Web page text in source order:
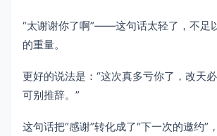
“太谢谢你了啊”——这句话太轻了，不足
的重量。
更好的说法是：“这次真多亏你了，改天
可别推辞。”
这句话把“感谢”转化成了“下一次的邀约”